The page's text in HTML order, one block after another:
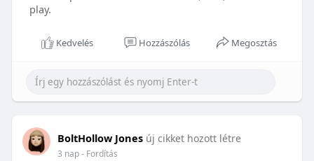
play.
Kedvelés Hozzászólás Megosztás
BoltHollow Jones új cikket hozott létre
3 nap- Fordítás